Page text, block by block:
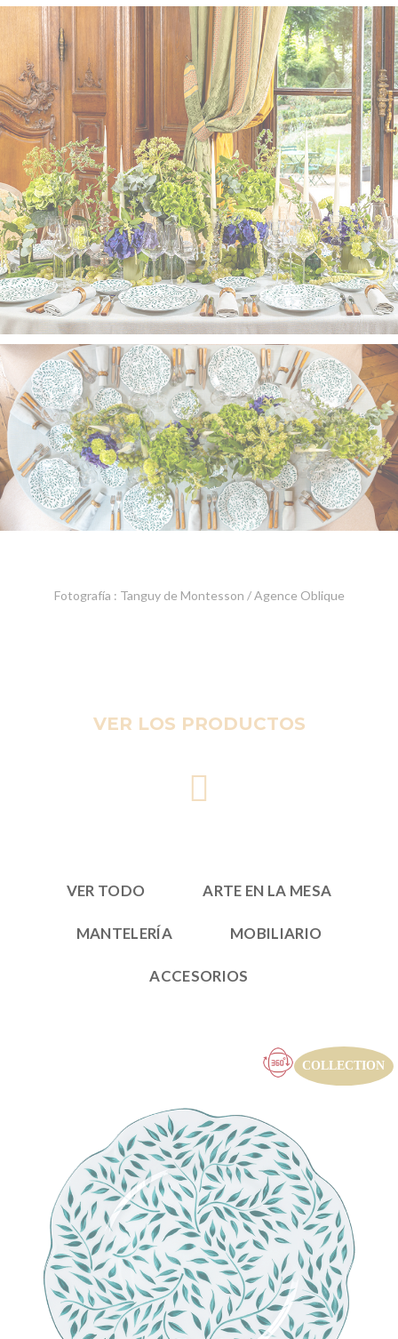
Fotografía : Tanguy de Montesson / Agence Oblique
VER LOS PRODUCTOS
VER TODO ARTE EN LA MESA
MANTELERÍA MOBILIARIO
ACCESORIOS